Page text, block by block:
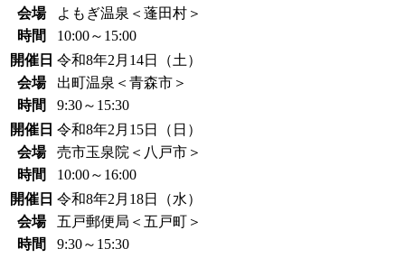
会場
よもぎ温泉＜蓬田村＞
時間
10:00～15:00
開催日 令和8年2月14日（土）
会場
出町温泉＜青森市＞
時間
9:30～15:30
開催日 令和8年2月15日（日）
会場
売市玉泉院＜八戸市＞
時間
10:00～16:00
開催日 令和8年2月18日（水）
会場
五戸郵便局＜五戸町＞
時間
9:30～15:30